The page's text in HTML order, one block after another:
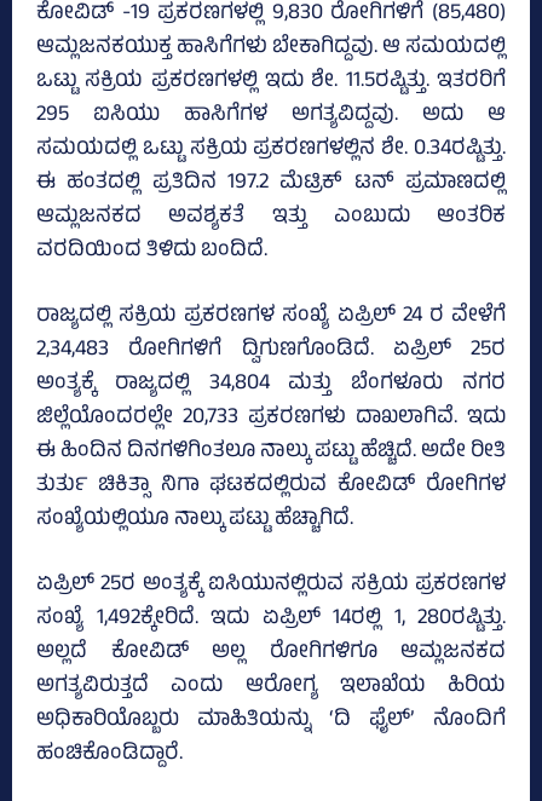
ಕೋವಿಡ್‌ -19 ಪ್ರಕರಣಗಳಲ್ಲಿ 9,830 ರೋಗಿಗಳಿಗೆ (85,480)
ಆಮ್ಲಜನಕಯುಕ್ತ ಹಾಸಿಗೆಗಳು ಬೇಕಾಗಿದ್ದವು. ಆ ಸಮಯದಲ್ಲಿ
ಒಟ್ಟು ಸಕ್ರಿಯ ಪ್ರಕರಣಗಳಲ್ಲಿ ಇದು ಶೇ. 11.5ರಷ್ಟಿತ್ತು. ಇತರರಿಗೆ
295 ಐಸಿಯು ಹಾಸಿಗೆಗಳ ಅಗತ್ಯವಿದ್ದವು. ಅದು ಆ
ಸಮಯದಲ್ಲಿ ಒಟ್ಟು ಸಕ್ರಿಯ ಪ್ರಕರಣಗಳಲ್ಲಿನ ಶೇ. 0.34ರಷ್ಟಿತ್ತು.
ಈ ಹಂತದಲ್ಲಿ ಪ್ರತಿದಿನ 197.2 ಮೆಟ್ರಿಕ್‌ ಟನ್‌ ಪ್ರಮಾಣದಲ್ಲಿ
ಆಮ್ಲಜನಕದ ಅವಶ್ಯಕತೆ ಇತ್ತು ಎಂಬುದು ಆಂತರಿಕ
ವರದಿಯಿಂದ ತಿಳಿದು ಬಂದಿದೆ.
ರಾಜ್ಯದಲ್ಲಿ ಸಕ್ರಿಯ ಪ್ರಕರಣಗಳ ಸಂಖ್ಯೆ ಏಪ್ರಿಲ್ 24 ರ ವೇಳೆಗೆ
2,34,483 ರೋಗಿಗಳಿಗೆ ದ್ವಿಗುಣಗೊಂಡಿದೆ. ಏಪ್ರಿಲ್‌ 25ರ
ಅಂತ್ಯಕ್ಕೆ ರಾಜ್ಯದಲ್ಲಿ 34,804 ಮತ್ತು ಬೆಂಗಳೂರು ನಗರ
ಜಿಲ್ಲೆಯೊಂದರಲ್ಲೇ 20,733 ಪ್ರಕರಣಗಳು ದಾಖಲಾಗಿವೆ. ಇದು
ಈ ಹಿಂದಿನ ದಿನಗಳಿಗಿಂತಲೂ ನಾಲ್ಕು ಪಟ್ಟು ಹೆಚ್ಚಿದೆ. ಅದೇ ರೀತಿ
ತುರ್ತು ಚಿಕಿತ್ಸಾ ನಿಗಾ ಘಟಕದಲ್ಲಿರುವ ಕೋವಿಡ್‌ ರೋಗಿಗಳ
ಸಂಖ್ಯೆಯಲ್ಲಿಯೂ ನಾಲ್ಕು ಪಟ್ಟು ಹೆಚ್ಚಾಗಿದೆ.
ಏಪ್ರಿಲ್‌ 25ರ ಅಂತ್ಯಕ್ಕೆ ಐಸಿಯುನಲ್ಲಿರುವ ಸಕ್ರಿಯ ಪ್ರಕರಣಗಳ
ಸಂಖ್ಯೆ 1,492ಕ್ಕೇರಿದೆ. ಇದು ಏಪ್ರಿಲ್‌ 14ರಲ್ಲಿ 1, 280ರಷ್ಟಿತ್ತು.
ಅಲ್ಲದೆ ಕೋವಿಡ್‌ ಅಲ್ಲ ರೋಗಿಗಳಿಗೂ ಆಮ್ಲಜನಕದ
ಅಗತ್ಯವಿರುತ್ತದೆ ಎಂದು ಆರೋಗ್ಯ ಇಲಾಖೆಯ ಹಿರಿಯ
ಅಧಿಕಾರಿಯೊಬ್ಬರು ಮಾಹಿತಿಯನ್ನು ‘ದಿ ಫೈಲ್‌’ ನೊಂದಿಗೆ
ಹಂಚಿಕೊಂಡಿದ್ದಾರೆ.